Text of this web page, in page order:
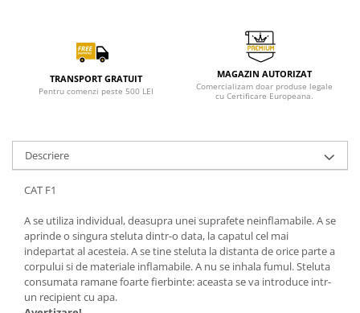
TRANSPORT GRATUIT
Pentru comenzi peste 500 LEI
MAGAZIN AUTORIZAT
Comercializam doar produse legale
cu Certificare Europeana.
Descriere
CAT F1
A se utiliza individual, deasupra unei suprafete neinflamabile. A se
aprinde o singura steluta dintr-o data, la capatul cel mai
indepartat al acesteia. A se tine steluta la distanta de orice parte a
corpului si de materiale inflamabile. A nu se inhala fumul. Steluta
consumata ramane foarte fierbinte: aceasta se va introduce intr-
un recipient cu apa.